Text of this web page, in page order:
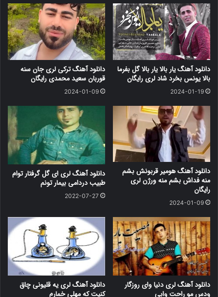
دانلود آهنگ یار بالا یار بالا گل بفرما
بالا یونس بخرد شاد لری رایگان
2024-01-19
دانلود آهنگ ترکی لری جان سنه
قوربان سعید محمدی رایگان
2024-01-09
دانلود آهنگ هومیر قربونش بشم
منه فداش بشم منه ورژن لری
رایگان
2024-01-09
دانلود آهنگ لری ای گل گرفتار توام
طبیب دردامی بیمار تونم
2022-07-27
دانلود آهنگ لری دنیا وای روزگار
ودس مو راحت وابی
دانلود آهنگ لری یه قلیونی چاق
کنیت که مهلی خمارم